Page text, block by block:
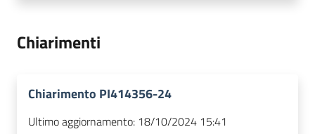
Chiarimenti
Chiarimento PI414356-24
Ultimo aggiornamento: 18/10/2024 15:41